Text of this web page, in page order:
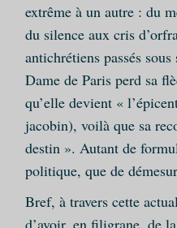
extrême à un autre : du
du silence aux cris
antichrétiens passés
Dame de Paris perd sa
qu’elle devient «
jacobin), voilà que sa
destin ». Autant de
politique, que de
Bref, à travers cette
d’avoir, en filigrane, de